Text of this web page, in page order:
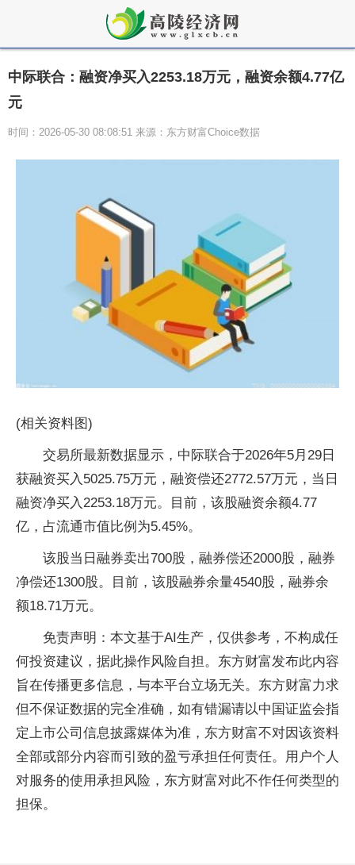
中际联合：融资净买入2253.18万元，融资余额4.77亿
元
时间：2026-05-30 08:08:51 来源：东方财富Choice数据
(相关资料图)
交易所最新数据显示，中际联合于2026年5月29日
获融资买入5025.75万元，融资偿还2772.57万元，当日
融资净买入2253.18万元。目前，该股融资余额4.77
亿，占流通市值比例为5.45%。
该股当日融券卖出700股，融券偿还2000股，融券
净偿还1300股。目前，该股融券余量4540股，融券余
额18.71万元。
免责声明：本文基于AI生产，仅供参考，不构成任
何投资建议，据此操作风险自担。东方财富发布此内容
旨在传播更多信息，与本平台立场无关。东方财富力求
但不保证数据的完全准确，如有错漏请以中国证监会指
定上市公司信息披露媒体为准，东方财富不对因该资料
全部或部分内容而引致的盈亏承担任何责任。用户个人
对服务的使用承担风险，东方财富对此不作任何类型的
担保。